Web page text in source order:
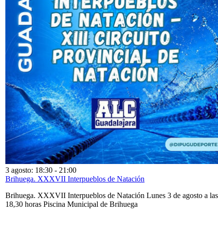
3 agosto: 18:30 - 21:00
Brihuega. XXXVII Interpueblos de Natación
Brihuega. XXXVII Interpueblos de Natación Lunes 3 de agosto a las
18,30 horas Piscina Municipal de Brihuega